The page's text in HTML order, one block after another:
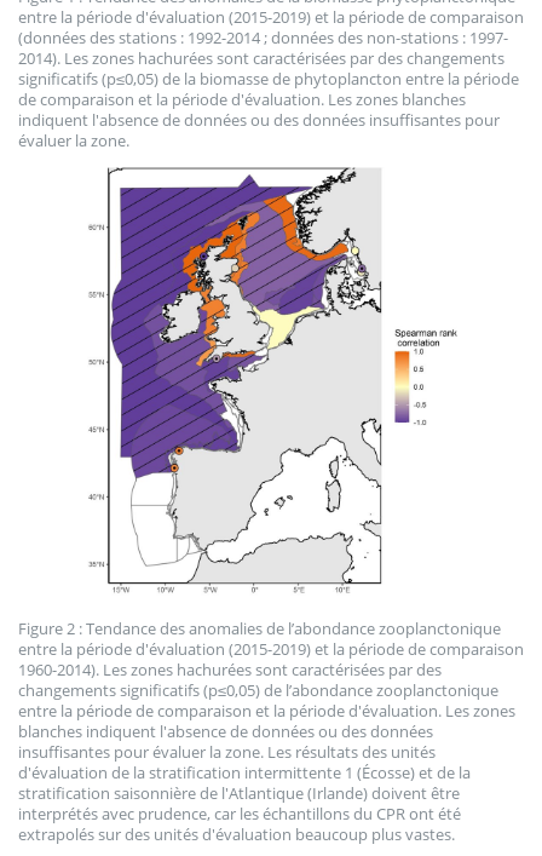
entre la période d'évaluation (2015-2019) et la période de comparaison
(données des stations : 1992-2014 ; données des non-stations : 1997-
2014). Les zones hachurées sont caractérisées par des changements
significatifs (p≤0,05) de la biomasse de phytoplancton entre la période
de comparaison et la période d'évaluation. Les zones blanches
indiquent l'absence de données ou des données insuffisantes pour
évaluer la zone.
Figure 2 : Tendance des anomalies de l’abondance zooplanctonique
entre la période d'évaluation (2015-2019) et la période de comparaison
1960-2014). Les zones hachurées sont caractérisées par des
changements significatifs (p≤0,05) de l’abondance zooplanctonique
entre la période de comparaison et la période d'évaluation. Les zones
blanches indiquent l'absence de données ou des données
insuffisantes pour évaluer la zone. Les résultats des unités
d'évaluation de la stratification intermittente 1 (Écosse) et de la
stratification saisonnière de l'Atlantique (Irlande) doivent être
interprétés avec prudence, car les échantillons du CPR ont été
extrapolés sur des unités d'évaluation beaucoup plus vastes.